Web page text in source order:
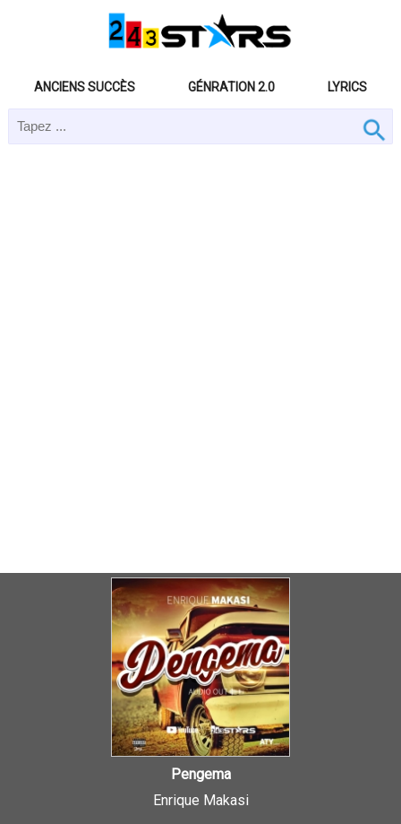
ANCIENS SUCCÈS GÉNRATION 2.0 LYRICS
Pengema
Enrique Makasi